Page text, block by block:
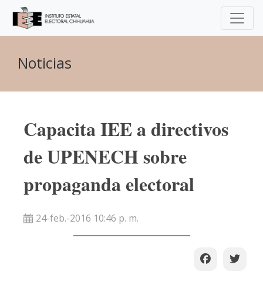
Noticias
Capacita IEE a directivos
de UPENECH sobre
propaganda electoral
24-feb.-2016 10:46 p. m.